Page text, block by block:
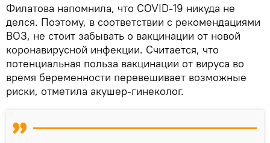
Филатова напомнила, что COVID-19 никуда не
делся. Поэтому, в соответствии с рекомендациями
ВОЗ, не стоит забывать о вакцинации от новой
коронавирусной инфекции. Считается, что
потенциальная польза вакцинации от вируса во
время беременности перевешивает возможные
риски, отметила акушер-гинеколог.